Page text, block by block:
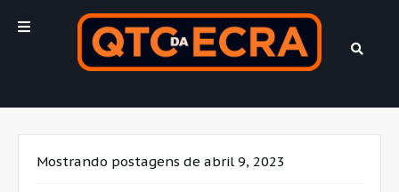
Mostrando postagens de abril 9, 2023